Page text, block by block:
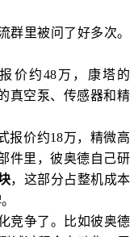
群里被问了好多次。
价约48万，康塔的
真空泵、传感器和精
报价约18万，精微高
件里，彼奥德自己研
，这部分占整机成本
竞争了。比如彼奥德